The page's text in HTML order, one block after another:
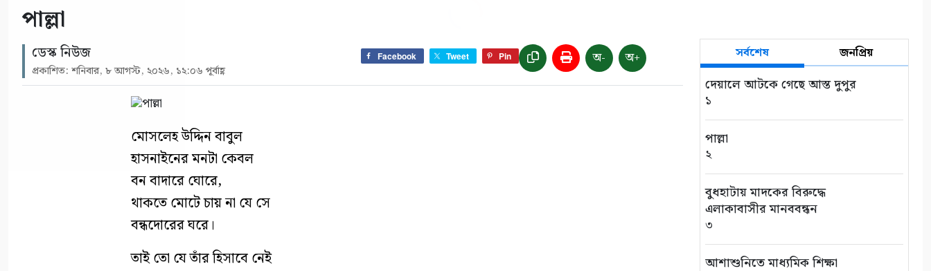
পাল্লা
ডেস্ক নিউজ
প্রকাশিত: শনিবার, ৮ আগস্ট, ২০২৬, ১২:০৬ পূর্বাহ্ণ
Facebook Tweet Pin অ- অ+
মোসলেহ উদ্দিন বাবুল
হাসনাইনের মনটা কেবল
বন বাদারে ঘোরে,
থাকতে মোটে চায় না যে সে
বন্ধদোরের ঘরে।
তাই তো যে তাঁর হিসাবে নেই
সর্বশেষ জনপ্রিয়
দেয়ালে আটকে গেছে আস্ত দুপুর
১
পাল্লা
২
বুধহাটায় মাদকের বিরুদ্ধে
এলাকাবাসীর মানববন্ধন
৩
আশাশুনিতে মাধ্যমিক শিক্ষা